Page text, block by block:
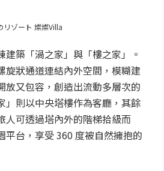
リゾート 燦燦Villa
建築「渦之家」與「樓之家」。
旋狀通道連結內外空間，模糊建
放又包容，創造出流動多層次的
」則以中央塔樓作為客廳，其餘
人可透過塔內外的階梯拾級而
平台，享受 360 度被自然擁抱的